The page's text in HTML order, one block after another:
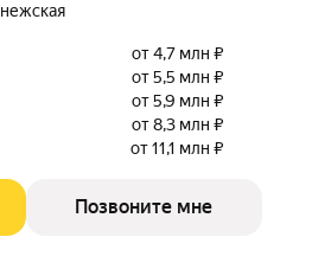
от 4,7 млн ₽
от 5,5 млн ₽
от 5,9 млн ₽
от 8,3 млн ₽
от 11,1 млн ₽
Позвоните мне